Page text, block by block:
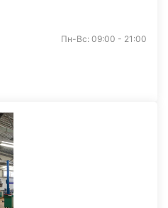
Пн-Вс: 09:00 - 21:00